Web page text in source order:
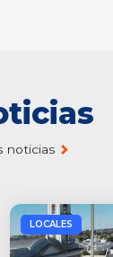
noticias
LOCALES